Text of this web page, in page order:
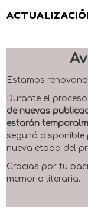
Estamos
Durante el
de nuevas
estarán
seguirá
nueva etapa del
Gracias por tu
memoria literaria.